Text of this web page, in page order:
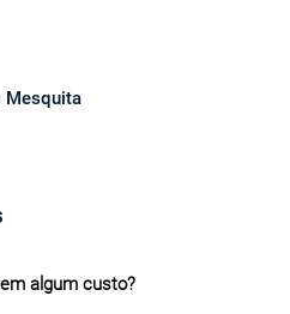
Mesquita
algum custo?